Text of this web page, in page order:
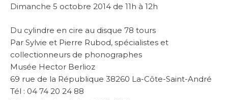
Dimanche 5 octobre 2014 de 11h à 12h
Du cylindre en cire au disque 78 tours
Par Sylvie et Pierre Rubod, spécialistes et
collectionneurs de phonographes
Musée Hector Berlioz
69 rue de la République 38260 La-Côte-Saint-André
Tél : 04 74 20 24 88